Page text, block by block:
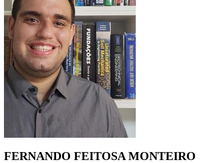
FERNANDO FEITOSA MONTEIRO